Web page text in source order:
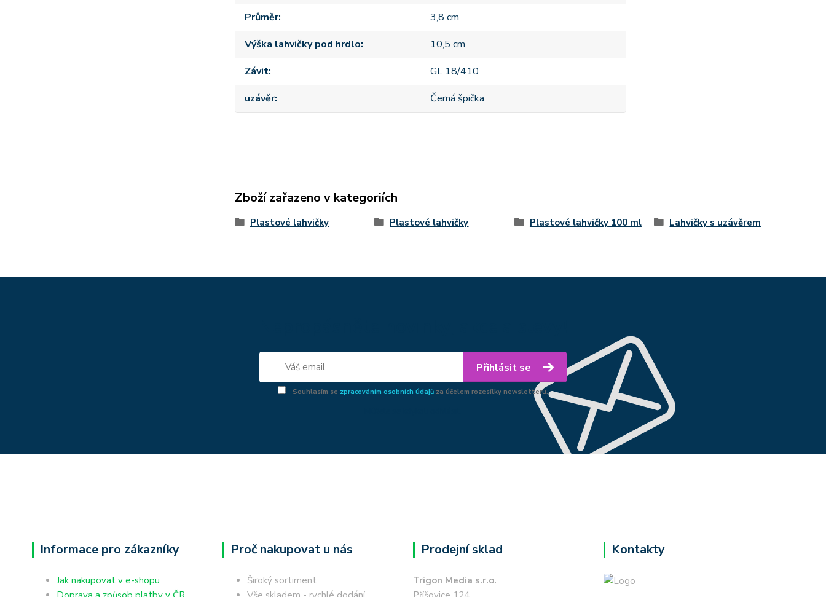
Průměr
3,8 cm
Výška lahvičky pod hrdlo
10,5 cm
Závit
GL 18/410
uzávěr
Černá špička
Zboží zařazeno v kategoriích
Plastové lahvičky Plastové lahvičky Plastové lahvičky 100 ml Lahvičky s uzávěrem
Přihlásit se
Souhlasím se zpracováním osobních údajů za účelem rozesílky newsletteru.
Informace pro zákazníky
Jak nakupovat v e-shopu
Proč nakupovat u nás
Široký sortiment
Prodejní sklad
Trigon Media s.r.o.
Kontakty